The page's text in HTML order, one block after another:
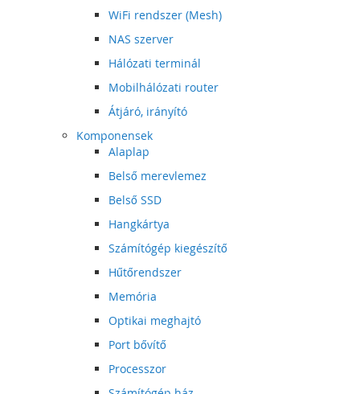
WiFi rendszer (Mesh)
NAS szerver
Hálózati terminál
Mobilhálózati router
Átjáró, irányító
Komponensek
Alaplap
Belső merevlemez
Belső SSD
Hangkártya
Számítógép kiegészítő
Hűtőrendszer
Memória
Optikai meghajtó
Port bővítő
Processzor